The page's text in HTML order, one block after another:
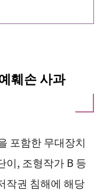
훼손 사과
포함한 무대장치
이, 조형작가 B 등
작권 침해에 해당